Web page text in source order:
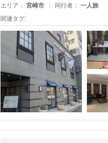
エリア： 宮崎市 同行者： 一人旅
関連タグ: